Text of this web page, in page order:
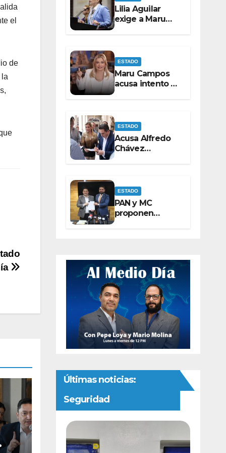
el
de
Barrenador
Lilia Aguilar
exige a Maru
Campos probar
dejar de
victimizarse
ESTADO
Maru Campos
acusa intento de
censura en
audiencias
ESTADO
Acusa Alfredo
Chávez
persecución
ESTADO
PAN y MC
proponen
otorgar
Chihuahua
Últimas noticias:
Seguridad